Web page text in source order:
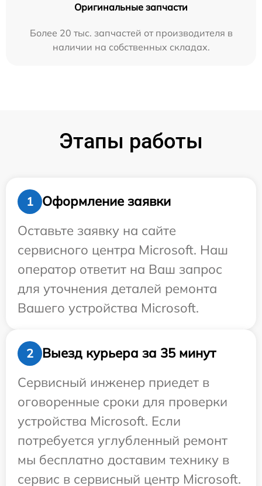
Оригинальные запчасти
Более 20 тыс. запчастей от производителя в
наличии на собственных складах.
Этапы работы
1
Оформление заявки
Оставьте заявку на сайте
сервисного центра Microsoft. Наш
оператор ответит на Ваш запрос
для уточнения деталей ремонта
Вашего устройства Microsoft.
2
Выезд курьера за 35 минут
Сервисный инженер приедет в
оговоренные сроки для проверки
устройства Microsoft. Если
потребуется углубленный ремонт
мы бесплатно доставим технику в
сервис в сервисный центр Microsoft.